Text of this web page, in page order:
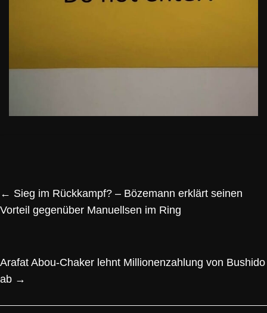
← Sieg im Rückkampf? – Bözemann erklärt seinen
Vorteil gegenüber Manuellsen im Ring
Arafat Abou-Chaker lehnt Millionenzahlung von Bushido
ab →